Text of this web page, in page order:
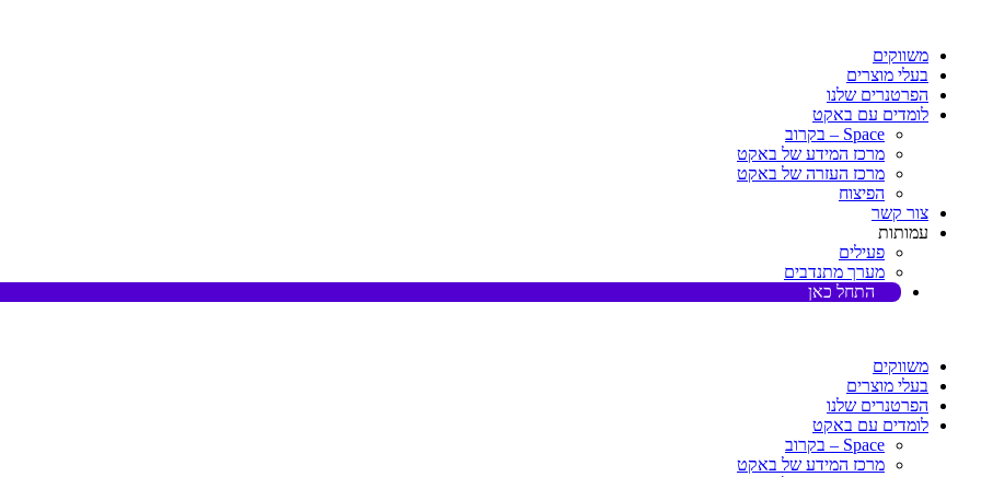
משווקים
בעלי מוצרים
הפרטנרים שלנו
לומדים עם באקט
Space – בקרוב
מרכז המידע של באקט
מרכז העזרה של באקט
הפיצוח
צור קשר
עמותות
פעילים
מערך מתנדבים
התחל כאן
משווקים
בעלי מוצרים
הפרטנרים שלנו
לומדים עם באקט
Space – בקרוב
מרכז המידע של באקט